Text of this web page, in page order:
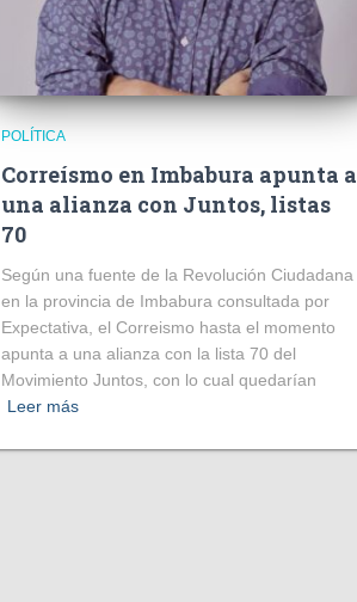
POLÍTICA
Correísmo en Imbabura apunta a
una alianza con Juntos, listas
70
Según una fuente de la Revolución Ciudadana
en la provincia de Imbabura consultada por
Expectativa, el Correismo hasta el momento
apunta a una alianza con la lista 70 del
Movimiento Juntos, con lo cual quedarían
Leer más